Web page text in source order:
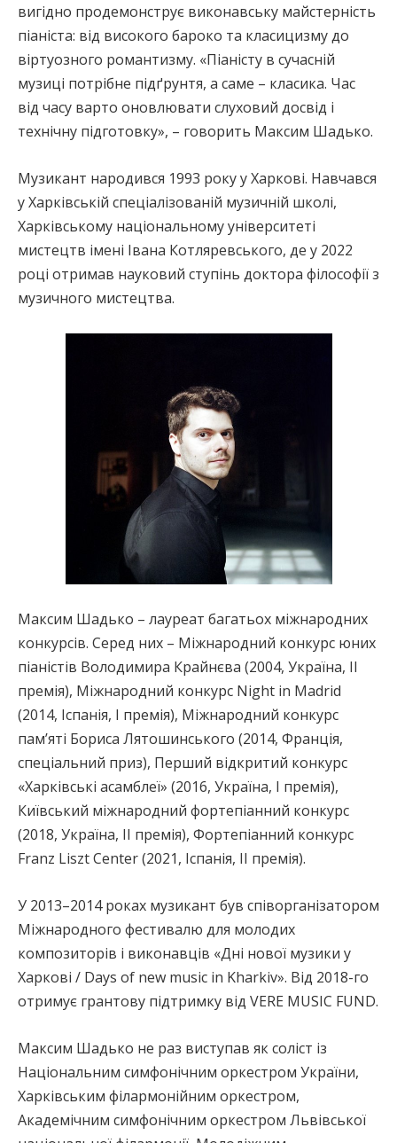
вигідно продемонструє виконавську майстерність
піаніста: від високого бароко та класицизму до
віртуозного романтизму. «Піаністу в сучасній
музиці потрібне підґрунтя, а саме – класика. Час
від часу варто оновлювати слуховий досвід і
технічну підготовку», – говорить Максим Шадько.
Музикант народився 1993 року у Харкові. Навчався
у Харківській спеціалізованій музичній школі,
Харківському національному університеті
мистецтв імені Івана Котляревського, де у 2022
році отримав науковий ступінь доктора філософії з
музичного мистецтва.
Максим Шадько – лауреат багатьох міжнародних
конкурсів. Серед них – Міжнародний конкурс юних
піаністів Володимира Крайнєва (2004, Україна, ІІ
премія), Міжнародний конкурс Night in Madrid
(2014, Іспанія, І премія), Міжнародний конкурс
пам’яті Бориса Лятошинського (2014, Франція,
спеціальний приз), Перший відкритий конкурс
«Харківські асамблеї» (2016, Україна, І премія),
Київський міжнародний фортепіанний конкурс
(2018, Україна, ІІ премія), Фортепіанний конкурс
Franz Liszt Center (2021, Іспанія, ІІ премія).
У 2013–2014 роках музикант був співорганізатором
Міжнародного фестивалю для молодих
композиторів і виконавців «Дні нової музики у
Харкові / Days of new music in Kharkiv». Від 2018-го
отримує грантову підтримку від VERE MUSIC FUND.
Максим Шадько не раз виступав як соліст із
Національним симфонічним оркестром України,
Харківським філармонійним оркестром,
Академічним симфонічним оркестром Львівської